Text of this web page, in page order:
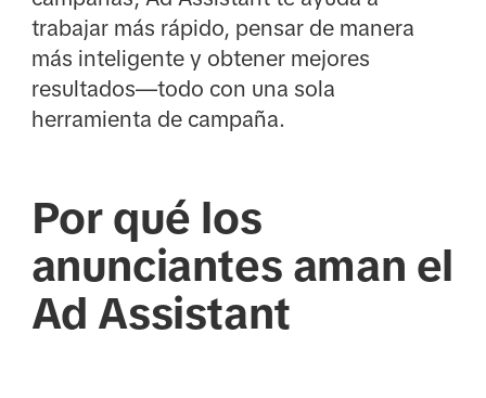
trabajar más rápido, pensar de manera
más inteligente y obtener mejores
resultados—todo con una sola
herramienta de campaña.
Por qué los
anunciantes aman el
Ad Assistant